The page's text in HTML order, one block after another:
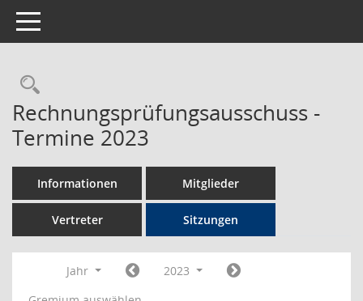
Toggle navigation
Rechercheauswahl
Rechnungsprüfungsausschuss -
Termine 2023
Informationen Mitglieder
Vertreter Sitzungen
Jahr
2023